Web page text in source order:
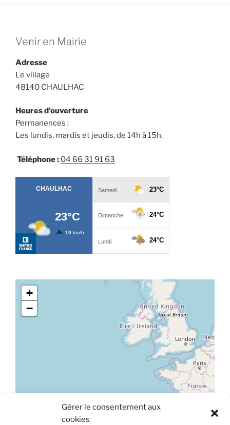
Gérer le consentement aux
cookies
b
o
k
d
Venir en Mairie
Adresse
Le village
48140 CHAULHAC
Heures d’ouverture
Permanences :
Les lundis, mardis et jeudis, de 14h à 15h.
Téléphone : 04 66 31 91 63
+
−
Leaflet|© OpenStreetMap